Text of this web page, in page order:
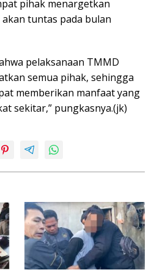
pihak menargetkan
tuntas pada bulan
pelaksanaan TMMD
semua pihak, sehingga
memberikan manfaat yang
sekitar,” pungkasnya.(jk)